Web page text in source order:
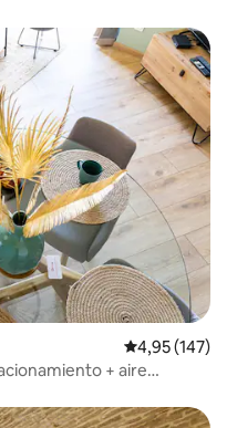
Calificación
4,95 (147)
+ aire